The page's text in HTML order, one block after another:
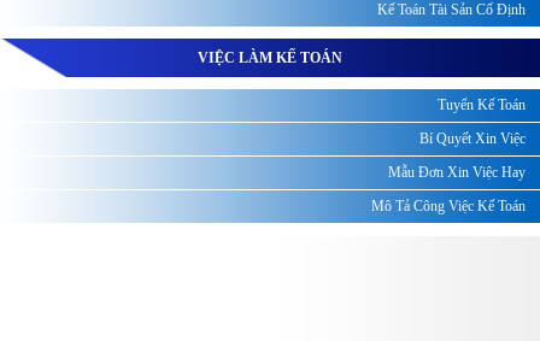
Kế Toán Tài Sản Cố Định
VIỆC LÀM KẾ TOÁN
Tuyển Kế Toán
Bí Quyết Xin Việc
Mẫu Đơn Xin Việc Hay
Mô Tả Công Việc Kế Toán